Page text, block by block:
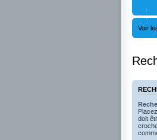
Voir
doit